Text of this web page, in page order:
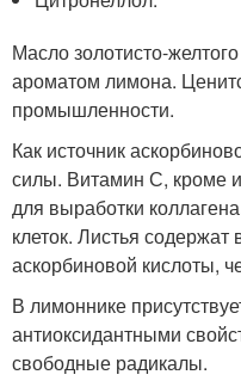
Масло золотисто-
ароматом лимона.
промышленности.
Как источник
силы. Витамин С, кроме
для выработки
клеток. Листья
аскорбиновой кислоты,
В лимоннике
антиоксидантными
свободные радикалы.